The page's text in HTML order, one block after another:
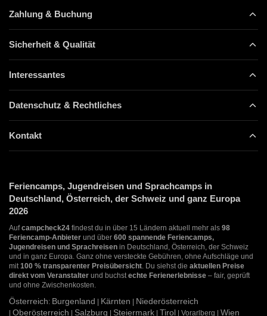
Zahlung & Buchung
Sicherheit & Qualität
Interessantes
Datenschutz & Rechtliches
Kontakt
Feriencamps, Jugendreisen und Sprachcamps in
Deutschland, Österreich, der Schweiz und ganz Europa
2026
Aufcampcheck24 findest du in über 15 Ländern aktuell mehr als 98
Feriencamp-Anbieter und über 600 spannende Feriencamps,
Jugendreisen und Sprachreisen in Deutschland, Österreich, der Schweiz
und in ganz Europa. Ganz ohne versteckte Gebühren, ohne Aufschläge und
mit100 % transparenter Preisübersicht. Du siehst die aktuellen Preise
direkt vom Veranstalter und buchstechte Ferienerlebnisse – fair, geprüft
und ohne Zwischenkosten.
Österreich: Burgenland Kärnten Niederösterreich
Oberösterreich Salzburg Steiermark Tirol | Vorarlberg | Wien